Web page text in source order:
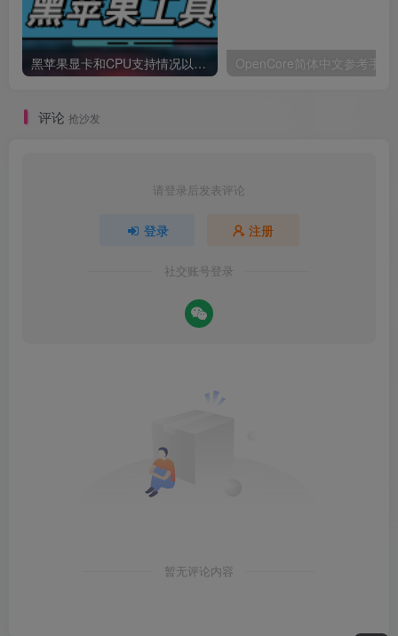
黑苹果显卡和CPU支持情况以及购买硬件防踩坑指南 OpenCore简体中文参考手册
评论 抢沙发
请登录后发表评论
登录 注册
社交账号登录
暂无评论内容